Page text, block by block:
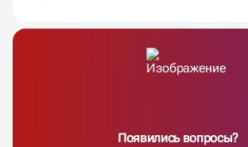
Появились вопросы?